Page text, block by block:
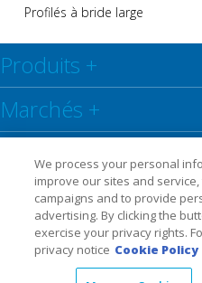
Profilés à bride large
Produits +
Marchés +
Centre de ressources
Social+
We process your personal
improve our sites and
campaigns and to provide
advertising. By clicking the
exercise your privacy rights.
privacy notice Cookie Policy